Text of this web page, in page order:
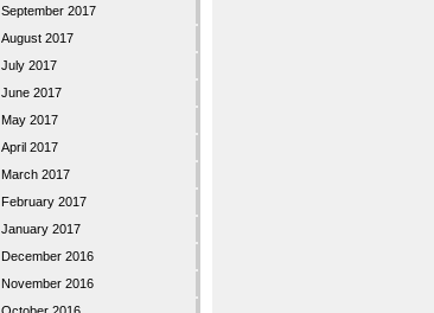
September 2017
August 2017
July 2017
June 2017
May 2017
April 2017
March 2017
February 2017
January 2017
December 2016
November 2016